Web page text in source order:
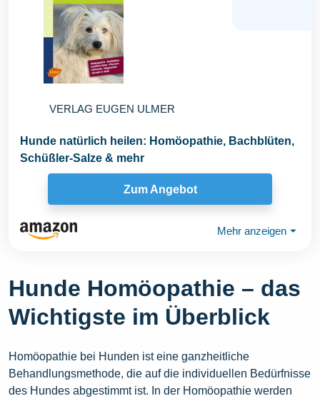
VERLAG EUGEN ULMER
Hunde natürlich heilen: Homöopathie, Bachblüten,
Schüßler-Salze & mehr
Zum Angebot
Mehr anzeigen ⏷
Hunde Homöopathie – das
Wichtigste im Überblick
Homöopathie bei Hunden ist eine ganzheitliche
Behandlungsmethode, die auf die individuellen Bedürfnisse
des Hundes abgestimmt ist. In der Homöopathie werden